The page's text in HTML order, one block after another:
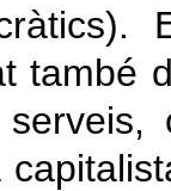
també